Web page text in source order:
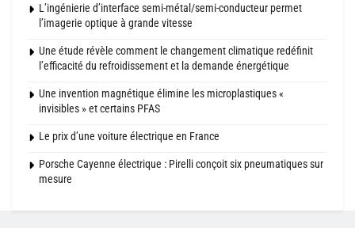
L’ingénierie d’interface semi-métal/semi-conducteur permet
l’imagerie optique à grande vitesse
Une étude révèle comment le changement climatique redéfinit
l’efficacité du refroidissement et la demande énergétique
Une invention magnétique élimine les microplastiques «
invisibles » et certains PFAS
Le prix d’une voiture électrique en France
Porsche Cayenne électrique : Pirelli conçoit six pneumatiques sur
mesure